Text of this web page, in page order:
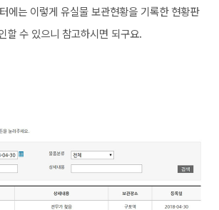
에는 이렇게 유실물 보관현황을 기록한 현황판
할 수 있으니 참고하시면 되구요.